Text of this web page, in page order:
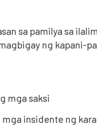
sa pamilya sa
ng kapani-
mga saksi
insidente ng